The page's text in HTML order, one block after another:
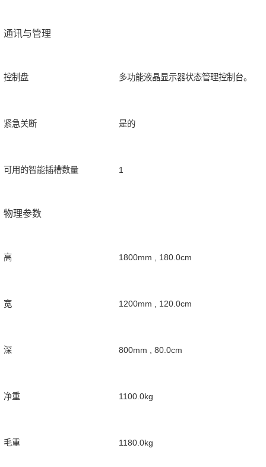
通讯与管理
控制盘 多功能液晶显示器状态管理控制台。
紧急关断 是的
可用的智能插槽数量 1
物理参数
高 1800mm , 180.0cm
宽 1200mm , 120.0cm
深 800mm , 80.0cm
净重 1100.0kg
毛重 1180.0kg